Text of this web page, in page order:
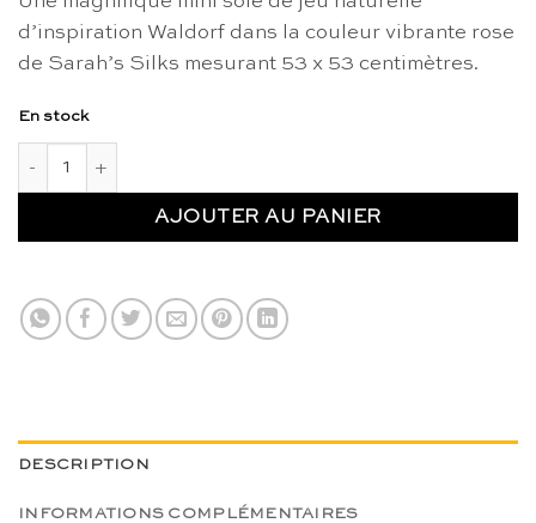
d’inspiration Waldorf dans la couleur vibrante rose
de Sarah’s Silks mesurant 53 x 53 centimètres.
En stock
AJOUTER AU PANIER
DESCRIPTION
INFORMATIONS COMPLÉMENTAIRES